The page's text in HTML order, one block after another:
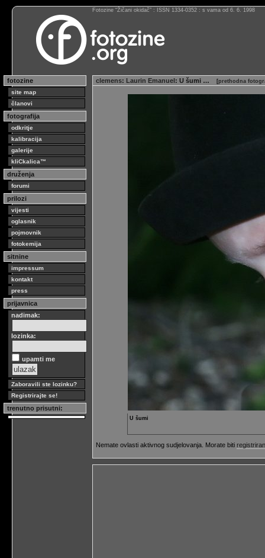
Fotozine “Žičani okidač” : ISSN 1334-0352 : s vama od 6. 6. 1998
fotozine
site map
članovi
fotografija
odkritje
kalibracija
galerije
kliCkalica™
druženja
forumi
prilozi
vijesti
oglasnik
pojmovnik
fotokemija
sitnine
impressum
kontakt
press
prijavnica
nadimak:
lozinka:
upamti me
Zaboravili ste lozinku?
Registrirajte se!
trenutno prisutni:
clemens: Laurin Emanuel: U šumi … [prethodna
U šumi
Nemate ovlasti aktivnog sudjelovanja. Morate biti